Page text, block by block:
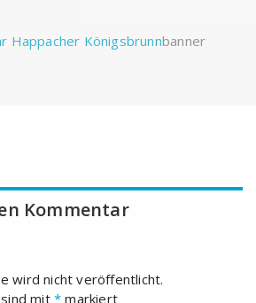
Happacher Königsbrunnbanner
Kommentar
wird nicht veröffentlicht.
mit * markiert